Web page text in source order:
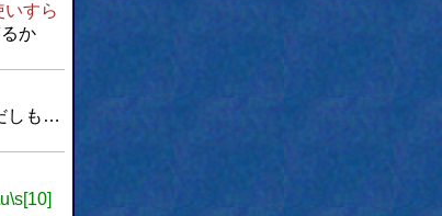
すら
か
しも…
\s[10]